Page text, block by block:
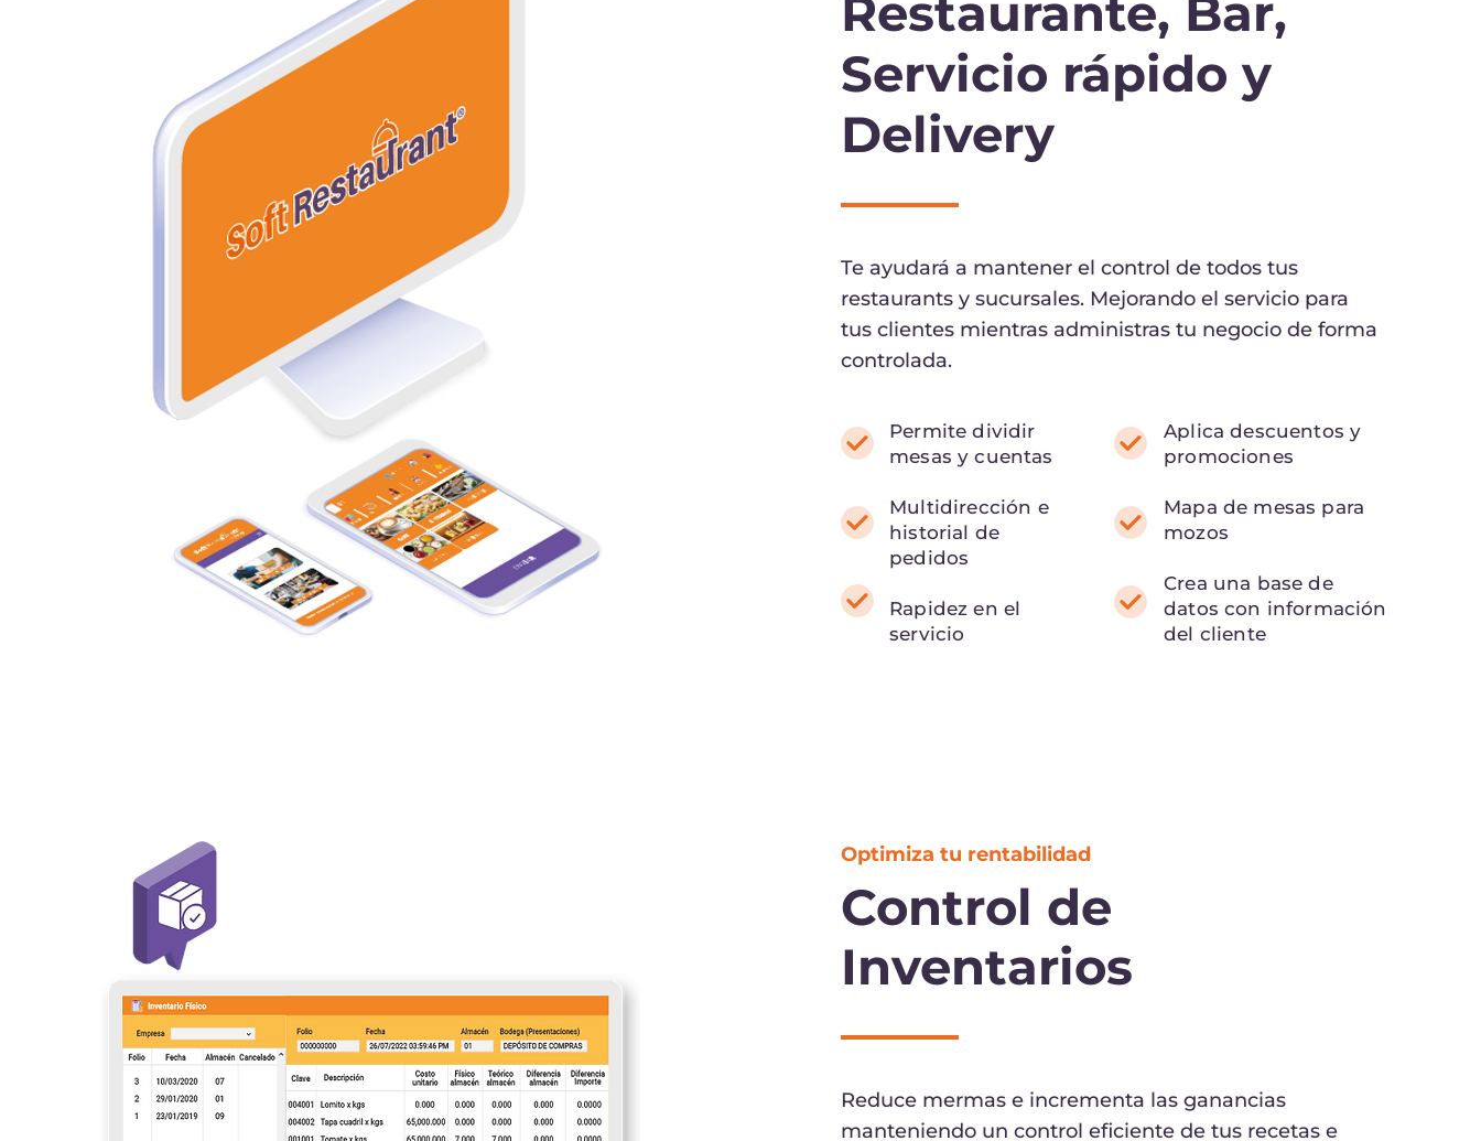
Restaurante, Bar,
Servicio rápido y
Delivery
Te ayudará a mantener el control de todos tus
restaurants y sucursales. Mejorando el servicio para
tus clientes mientras administras tu negocio de forma
controlada.
Permite dividir
mesas y cuentas
Multidirección e
historial de
pedidos
Rapidez en el
servicio
Aplica descuentos y
promociones
Mapa de mesas para
mozos
Crea una base de
datos con información
del cliente
Optimiza tu rentabilidad
Control de
Inventarios
Reduce mermas e incrementa las ganancias
manteniendo un control eficiente de tus recetas e